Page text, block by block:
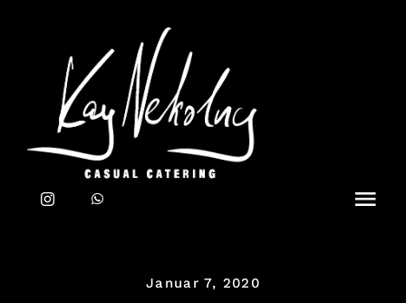
Januar 7, 2020